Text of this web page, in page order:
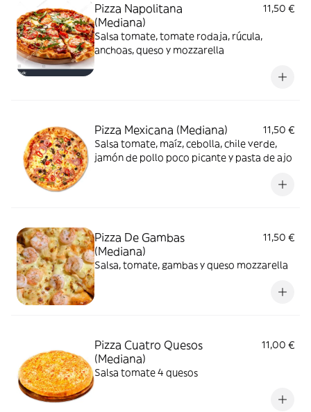
Pizza Napolitana
(Mediana)
11,50 €
Salsa tomate, tomate rodaja, rúcula,
anchoas, queso y mozzarella
Pizza Mexicana (Mediana)
11,50 €
Salsa tomate, maíz, cebolla, chile verde,
jamón de pollo poco picante y pasta de ajo
Pizza De Gambas
(Mediana)
11,50 €
Salsa, tomate, gambas y queso mozzarella
Pizza Cuatro Quesos
(Mediana)
11,00 €
Salsa tomate 4 quesos